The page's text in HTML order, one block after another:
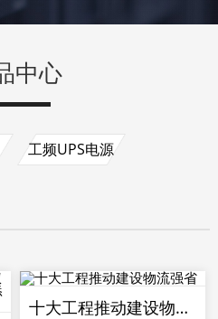
中心
工频UPS电源
十大工程推动建设物流强省